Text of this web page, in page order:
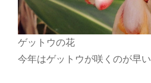
ゲットウの花
今年はゲットウが咲くのが早い